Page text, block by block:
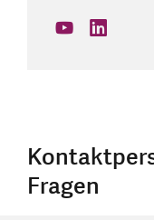
find us on:
find us
Fragen